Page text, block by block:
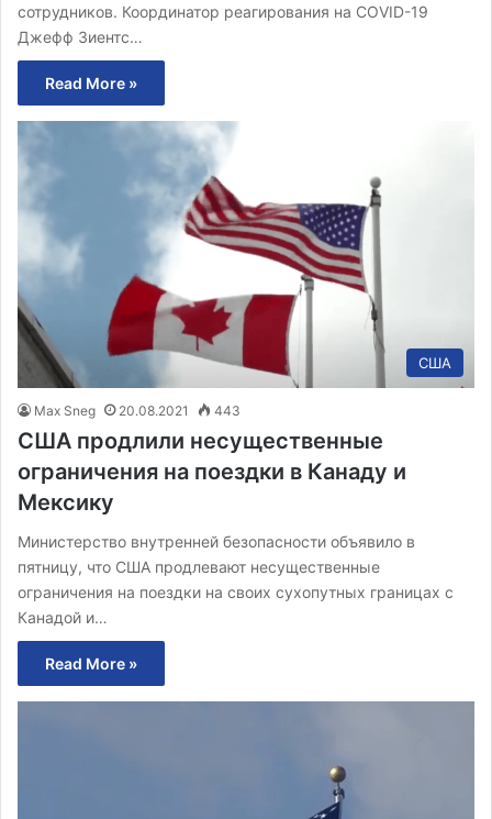
сотрудников. Координатор реагирования на COVID-19
Джефф Зиентс…
Read More »
США
Max Sneg 20.08.2021 443
США продлили несущественные
ограничения на поездки в Канаду и
Мексику
Министерство внутренней безопасности объявило в
пятницу, что США продлевают несущественные
ограничения на поездки на своих сухопутных границах с
Канадой и…
Read More »